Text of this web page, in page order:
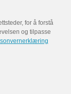
for å forstå
og tilpasse